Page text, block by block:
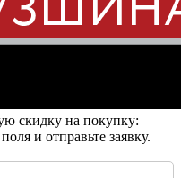
скидку на покупку:
и отправьте заявку.